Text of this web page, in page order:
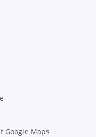
Google Maps